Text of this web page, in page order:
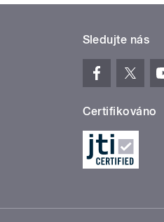
Sledujte nás
Certifikováno